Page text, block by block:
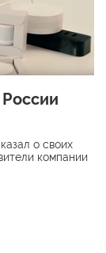
о своих
компании